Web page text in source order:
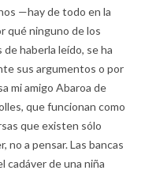
—hay de todo en la
qué ninguno de los
haberla leído, se ha
sus argumentos o por
mi amigo Abaroa de
que funcionan como
que existen sólo
no a pensar. Las bancas
cadáver de una niña